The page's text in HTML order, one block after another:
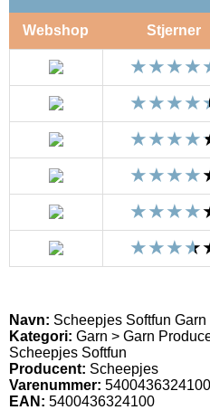
Webshop Stjerner
Navn: Scheepjes Softfun
Kategori: Garn > Garn
Scheepjes Softfun
Producent: Scheepjes
Varenummer: 5400436324100
EAN: 5400436324100